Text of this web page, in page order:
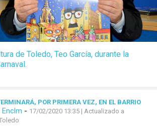
de Toledo, Teo García, durante la
POR PRIMERA VEZ, EN EL BARRIO
Enclm - 17/02/2020 13:35 | Actualizado a